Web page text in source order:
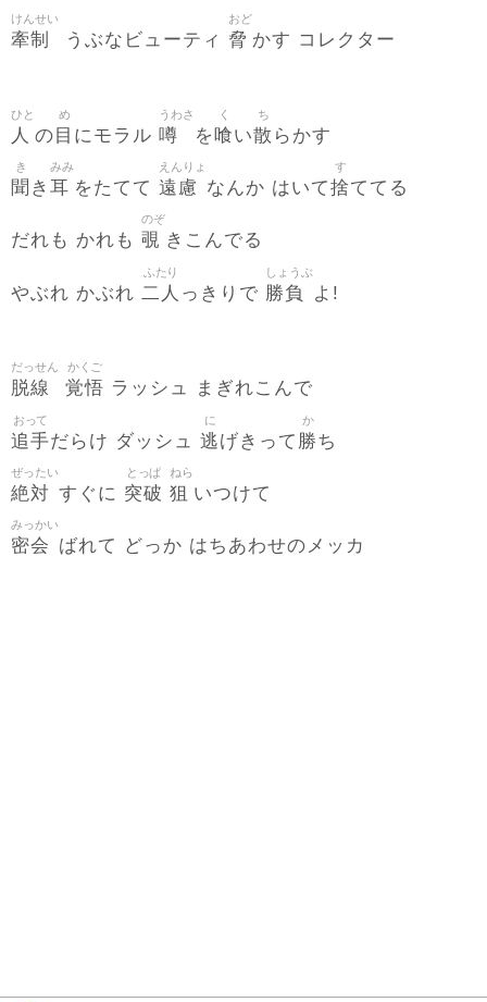
牽制
けんせい
うぶなビューティ 脅
おど
かす コレクター
人
ひと
の 目
め
にモラル 噂
うわさ
を喰
く
い散
ち
らかす
聞
き
き 耳
みみ
をたてて 遠慮
えんりょ
なんか はいて捨
す
ててる
だれも かれも 覗
のぞ
きこんでる
やぶれ かぶれ 二人
ふたり
っきりで 勝負
しょうぶ
よ!
脱線
だっせん
覚悟
かくご
ラッシュ まぎれこんで
追手
おって
だらけ ダッシュ 逃
に
げきって 勝
か
ち
絶対
ぜったい
すぐに 突破
とっぱ
狙
ねら
いつけて
密会
みっかい
ばれて どっか はちあわせのメッカ